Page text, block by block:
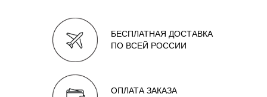
БЕСПЛАТНАЯ ДОСТАВКА
ПО ВСЕЙ РОССИИ
ОПЛАТА ЗАКАЗА